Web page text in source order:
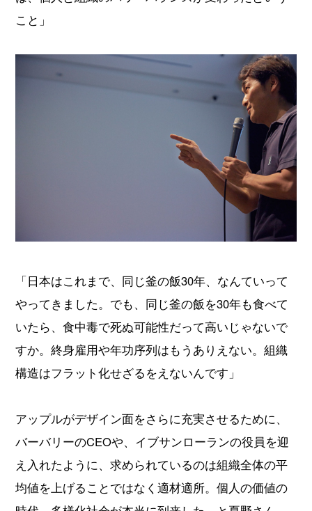
こと」
「日本はこれまで、同じ釜の飯30年、なんていって
やってきました。でも、同じ釜の飯を30年も食べて
いたら、食中毒で死ぬ可能性だって高いじゃないで
すか。終身雇用や年功序列はもうありえない。組織
構造はフラット化せざるをえないんです」
アップルがデザイン面をさらに充実させるために、
バーバリーのCEOや、イブサンローランの役員を迎
え入れたように、求められているのは組織全体の平
均値を上げることではなく適材適所。個人の価値の